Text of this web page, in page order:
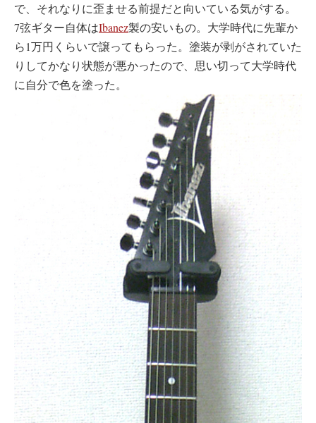
で、それなりに歪ませる前提だと向いている気がする。
7弦ギター自体はIbanez製の安いもの。大学時代に先輩か
ら1万円くらいで譲ってもらった。塗装が剥がされていた
りしてかなり状態が悪かったので、思い切って大学時代
に自分で色を塗った。